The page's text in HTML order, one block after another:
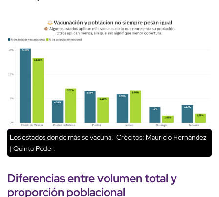
Los estados donde más se vacuna. Créditos: Mauricio Hernández
| Quinto Poder.
Diferencias entre volumen total y
proporción poblacional